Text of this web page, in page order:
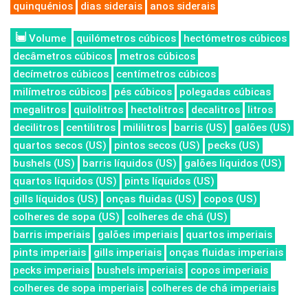
quinquénios
dias siderais anos siderais
Volume quilómetros cúbicos
hectómetros cúbicos
decâmetros cúbicos
metros cúbicos
decímetros cúbicos
centímetros cúbicos
milímetros cúbicos
pés cúbicos
polegadas cúbicas
megalitros
quilolitros hectolitros decalitros
litros
decilitros
centilitros mililitros barris (US)
galões (US)
quartos secos (US)
pintos secos (US)
pecks (US)
bushels (US)
barris líquidos (US)
galões líquidos (US)
quartos líquidos (US)
pints líquidos (US)
gills líquidos (US)
onças fluidas (US)
copos (US)
colheres de sopa (US)
colheres de chá (US)
barris imperiais
galões imperiais
quartos imperiais
pints imperiais
gills imperiais
onças fluidas imperiais
pecks imperiais
bushels imperiais
copos imperiais
colheres de sopa imperiais
colheres de chá imperiais